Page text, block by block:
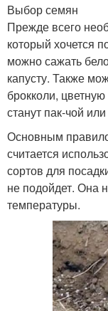
Выбор семян
Прежде всего
который хочется
можно сажать
капусту. Также
брокколи,
станут пак-чой
Основным
считается
сортов для
не подойдет. Она
температуры.